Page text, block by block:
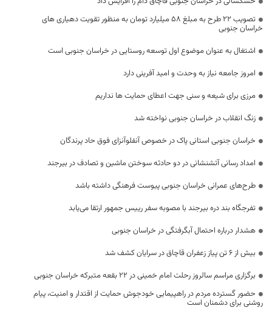
تصویب ۲۲ طرح به مبلغ ۵۸ میلیارد تومان به منظور تقویت دهیاری های
خراسان جنوبی
اشتغال به عنوان موضوع اول توسعه روستایی در خراسان جنوبی است
امروز جامعه نیاز به وحدت و امید آفرینی دارد
مرزی برای شیعه و سنی جهت اعطای حمایت ها نداریم
زنگ انقلاب در خراسان جنوبی نواخته شد
خراسان جنوبی استانی پاک در خصوص آنفلوآنزای فوق حاد پرندگان‌
امداد رسانی آتشنشانی در دو حادثه سوختن ماشین و تصادف در بیرجند
طرح‌های عمرانی خراسان جنوبی پیوست فرهنگی داشته باشد
تفرجگاه بند دره بیرجند با مصوبه سفر رییس جمهور ارتقا می‌یابد
هشدار درباره احتمال آبگرفتگی در خراسان جنوبی
بیش از ۶ تن پیاز زعفران قاچاق در سرایان کشف شد
برگزاری مراسم سالروز رحلت امام خمینی در ۲۲ بقعه متبرکه خراسان جنوبی
حضور گسترده مردم در راهپیمایی خودجوش حمایت از اقتدار و امنیت، پیام
روشنی برای دشمنان است